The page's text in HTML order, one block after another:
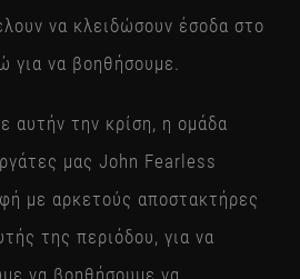
να κλειδώσουν έσοδα στο
για να βοηθήσουμε.
αυτήν την κρίση, η ομάδα
μας John Fearless
με αρκετούς αποστακτήρες
της περιόδου, για να
να βοηθήσουμε να